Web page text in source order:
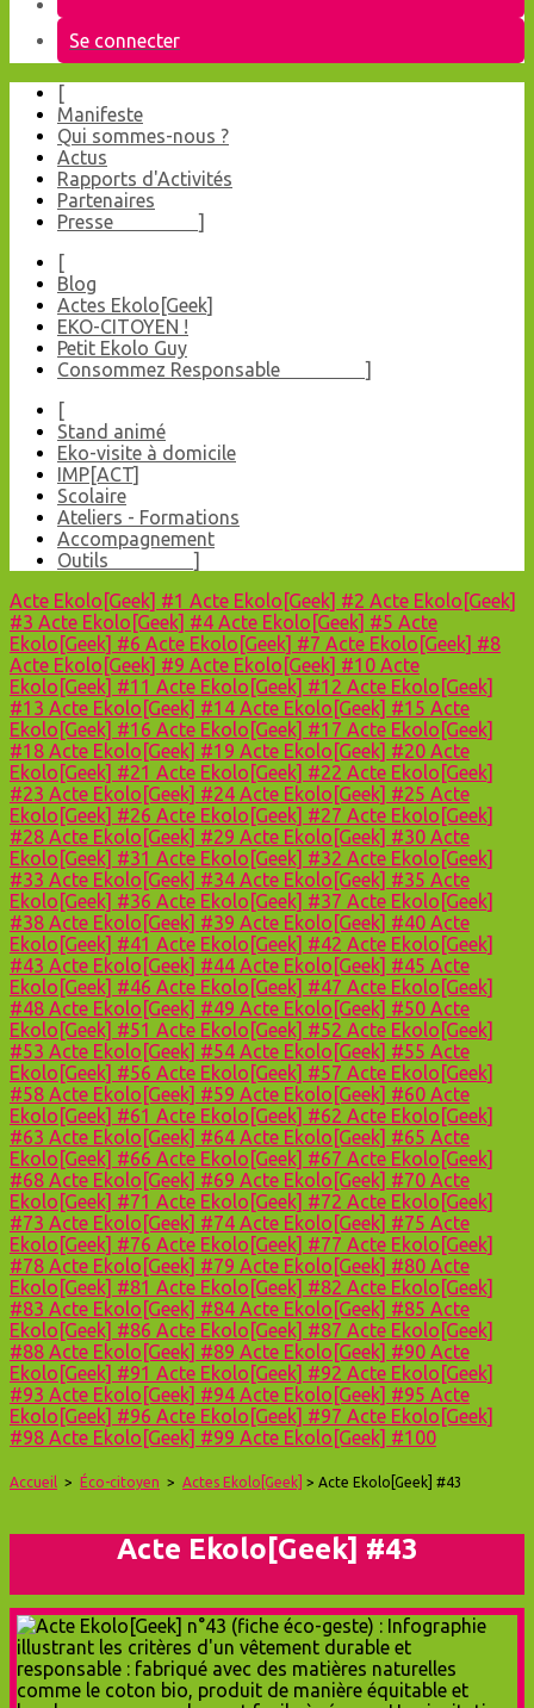
Se connecter
[
Manifeste
Qui sommes-nous ?
Actus
Rapports d'Activités
Partenaires
Presse ]
[
Blog
Actes Ekolo[Geek]
EKO-CITOYEN !
Petit Ekolo Guy
Consommez Responsable ]
[
Stand animé
Eko-visite à domicile
IMP[ACT]
Scolaire
Ateliers - Formations
Accompagnement
Outils ]
Acte Ekolo[Geek] #1 Acte Ekolo[Geek] #2 Acte Ekolo[Geek]
#3 Acte Ekolo[Geek] #4 Acte Ekolo[Geek] #5 Acte
Ekolo[Geek] #6 Acte Ekolo[Geek] #7 Acte Ekolo[Geek] #8
Acte Ekolo[Geek] #9 Acte Ekolo[Geek] #10 Acte
Ekolo[Geek] #11 Acte Ekolo[Geek] #12 Acte Ekolo[Geek]
#13 Acte Ekolo[Geek] #14 Acte Ekolo[Geek] #15 Acte
Ekolo[Geek] #16 Acte Ekolo[Geek] #17 Acte Ekolo[Geek]
#18 Acte Ekolo[Geek] #19 Acte Ekolo[Geek] #20 Acte
Ekolo[Geek] #21 Acte Ekolo[Geek] #22 Acte Ekolo[Geek]
#23 Acte Ekolo[Geek] #24 Acte Ekolo[Geek] #25 Acte
Ekolo[Geek] #26 Acte Ekolo[Geek] #27 Acte Ekolo[Geek]
#28 Acte Ekolo[Geek] #29 Acte Ekolo[Geek] #30 Acte
Ekolo[Geek] #31 Acte Ekolo[Geek] #32 Acte Ekolo[Geek]
#33 Acte Ekolo[Geek] #34 Acte Ekolo[Geek] #35 Acte
Ekolo[Geek] #36 Acte Ekolo[Geek] #37 Acte Ekolo[Geek]
#38 Acte Ekolo[Geek] #39 Acte Ekolo[Geek] #40 Acte
Ekolo[Geek] #41 Acte Ekolo[Geek] #42 Acte Ekolo[Geek]
#43 Acte Ekolo[Geek] #44 Acte Ekolo[Geek] #45 Acte
Ekolo[Geek] #46 Acte Ekolo[Geek] #47 Acte Ekolo[Geek]
#48 Acte Ekolo[Geek] #49 Acte Ekolo[Geek] #50 Acte
Ekolo[Geek] #51 Acte Ekolo[Geek] #52 Acte Ekolo[Geek]
#53 Acte Ekolo[Geek] #54 Acte Ekolo[Geek] #55 Acte
Ekolo[Geek] #56 Acte Ekolo[Geek] #57 Acte Ekolo[Geek]
#58 Acte Ekolo[Geek] #59 Acte Ekolo[Geek] #60 Acte
Ekolo[Geek] #61 Acte Ekolo[Geek] #62 Acte Ekolo[Geek]
#63 Acte Ekolo[Geek] #64 Acte Ekolo[Geek] #65 Acte
Ekolo[Geek] #66 Acte Ekolo[Geek] #67 Acte Ekolo[Geek]
#68 Acte Ekolo[Geek] #69 Acte Ekolo[Geek] #70 Acte
Ekolo[Geek] #71 Acte Ekolo[Geek] #72 Acte Ekolo[Geek]
#73 Acte Ekolo[Geek] #74 Acte Ekolo[Geek] #75 Acte
Ekolo[Geek] #76 Acte Ekolo[Geek] #77 Acte Ekolo[Geek]
#78 Acte Ekolo[Geek] #79 Acte Ekolo[Geek] #80 Acte
Ekolo[Geek] #81 Acte Ekolo[Geek] #82 Acte Ekolo[Geek]
#83 Acte Ekolo[Geek] #84 Acte Ekolo[Geek] #85 Acte
Ekolo[Geek] #86 Acte Ekolo[Geek] #87 Acte Ekolo[Geek]
#88 Acte Ekolo[Geek] #89 Acte Ekolo[Geek] #90 Acte
Ekolo[Geek] #91 Acte Ekolo[Geek] #92 Acte Ekolo[Geek]
#93 Acte Ekolo[Geek] #94 Acte Ekolo[Geek] #95 Acte
Ekolo[Geek] #96 Acte Ekolo[Geek] #97 Acte Ekolo[Geek]
#98 Acte Ekolo[Geek] #99 Acte Ekolo[Geek] #100
Accueil > Éco-citoyen > Actes Ekolo[Geek] > Acte Ekolo[Geek] #43
Acte Ekolo[Geek] #43